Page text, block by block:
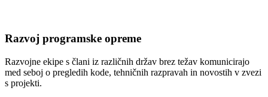
Razvoj programske opreme
Razvojne ekipe s člani iz različnih držav brez težav komunicirajo
med seboj o pregledih kode, tehničnih razpravah in novostih v zvezi
s projekti.